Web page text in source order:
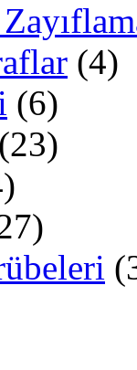
(4)
(6)
(23)